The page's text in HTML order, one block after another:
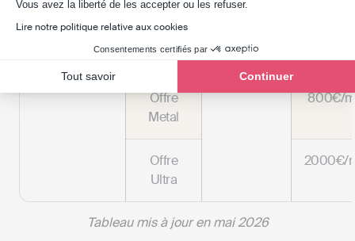
Vous avez la liberté de les accepter ou les refuser.
Lire notre politique relative aux cookies
Consentements certifiés par
Tout savoir Continuer
Offre
Premium
Offre
Metal
800€/
Offre
Ultra
2000€/
Tableau mis à jour en mai 2026